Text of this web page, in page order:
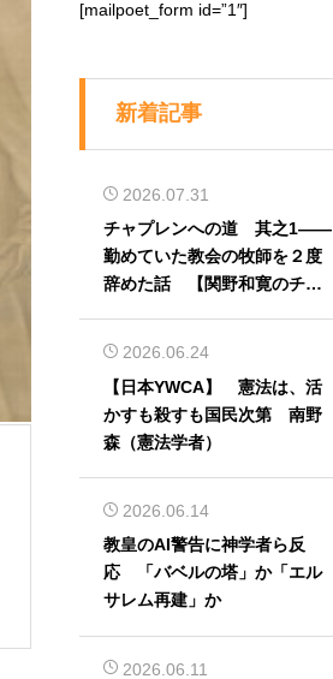
[mailpoet_form id=”1″]
新着記事
2026.07.31
チャプレンへの道 其之1――
勤めていた教会の牧師を２度
辞めた話 【関野和寛のチャ
2026.06.24
【日本YWCA】 憲法は、活
かすも殺すも国民次第 南野
森（憲法学者）
2026.06.14
教皇のAI警告に神学者ら反
応 「バベルの塔」か「エル
サレム再建」か
2026.06.11